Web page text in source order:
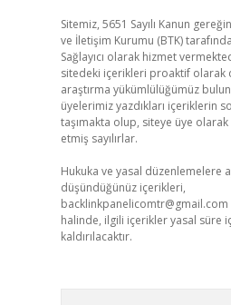
Sitemiz, 5651 Sayılı Kanun
ve İletişim Kurumu (BTK)
Sağlayıcı olarak hizmet
sitedeki içerikleri proaktif olarak
araştırma yükümlülüğümüz
üyelerimiz yazdıkları içeriklerin
taşımakta olup, siteye üye
etmiş sayılırlar.
Hukuka ve yasal düzenlemelere
düşündüğünüz içerikleri,
backlinkpanelicomtr@gmail.com
halinde, ilgili içerikler yasal süre
kaldırılacaktır.